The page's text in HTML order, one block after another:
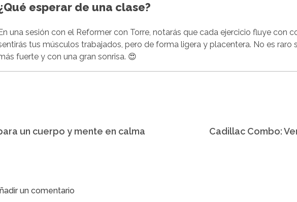
esperar de una clase?
una sesión con el Reformer con Torre, notarás que cada ejercicio fluye con
tus músculos trabajados, pero de forma ligera y placentera. No es raro
fuerte y con una gran sonrisa. 😍
un cuerpo y mente en calma